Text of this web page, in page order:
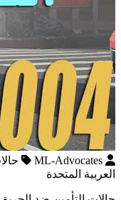
ML-Advocates
العربية المتحدة